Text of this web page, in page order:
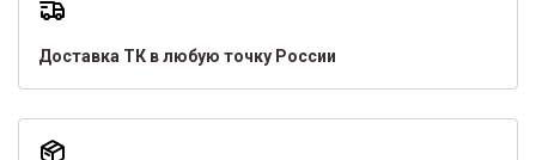
Доставка ТК в любую точку России